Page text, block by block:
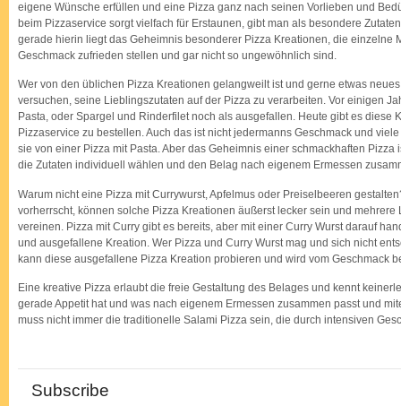
eigene Wünsche erfüllen und eine Pizza ganz nach seinen Vorlieben und
beim Pizzaservice sorgt vielfach für Erstaunen, gibt man als besondere
gerade hierin liegt das Geheimnis besonderer Pizza Kreationen, die einzelne
Geschmack zufrieden stellen und gar nicht so ungewöhnlich sind.
Wer von den üblichen Pizza Kreationen gelangweilt ist und gerne etwas
versuchen, seine Lieblingszutaten auf der Pizza zu verarbeiten. Vor einigen
Pasta, oder Spargel und Rinderfilet noch als ausgefallen. Heute gibt es diese
Pizzaservice zu bestellen. Auch das ist nicht jedermanns Geschmack und
sie von einer Pizza mit Pasta. Aber das Geheimnis einer schmackhaften
die Zutaten individuell wählen und den Belag nach eigenem Ermessen
Warum nicht eine Pizza mit Currywurst, Apfelmus oder Preiselbeeren
vorherrscht, können solche Pizza Kreationen äußerst lecker sein und
vereinen. Pizza mit Curry gibt es bereits, aber mit einer Curry Wurst darauf
und ausgefallene Kreation. Wer Pizza und Curry Wurst mag und sich nicht
kann diese ausgefallene Pizza Kreation probieren und wird vom Geschmack
Eine kreative Pizza erlaubt die freie Gestaltung des Belages und kennt
gerade Appetit hat und was nach eigenem Ermessen zusammen passt und
muss nicht immer die traditionelle Salami Pizza sein, die durch intensiven
Subscribe